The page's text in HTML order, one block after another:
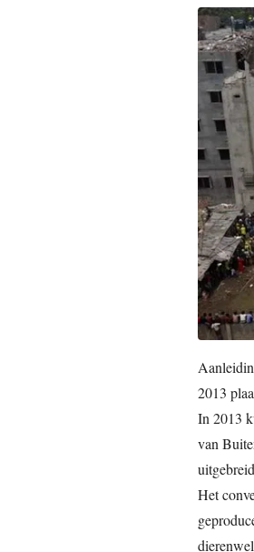
2013
In 2013
van
Het